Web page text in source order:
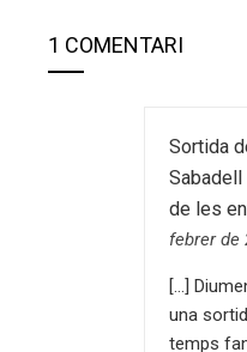
1 COMENTARI
Sortida
Sabadell
de les
febrer de
[…]
una
temps